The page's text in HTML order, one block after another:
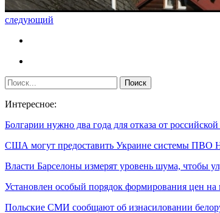
следующий
Интересное:
Болгарии нужно два года для отказа от
США могут предоставить Украине системы
Власти Барселоны измерят уровень шума, чтобы
Установлен особый порядок формирования цен
Польские СМИ сообщают об изнасиловании